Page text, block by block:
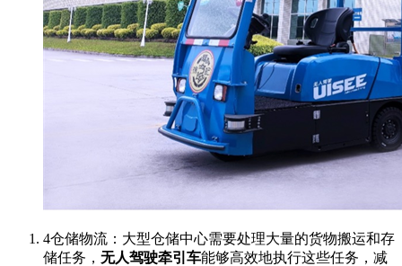
4仓储物流：大型仓储中心需要处理大量的货物搬运和存
储任务， 无人驾驶牵引车能够高效地执行这些任务，减